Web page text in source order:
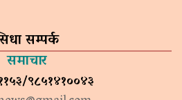
सम्पर्क
समाचार
९८५१४१००४३